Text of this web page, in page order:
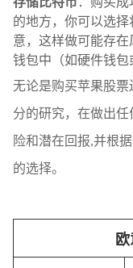
的地方，你可以选
意，这样做可能存
钱包中（如硬件钱包
无论是购买苹果股
分的研究，在做出
险和潜在回报,并根
的选择。